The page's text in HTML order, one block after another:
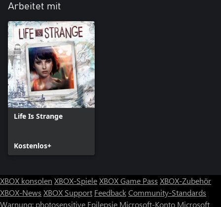
Arbeitet mit
Life Is Strange
Kostenlos+
XBOX konsolen XBOX-SpieleXBOX Game Pass XBOX-Zubehör
XBOX-News XBOX Support FeedbackCommunity-Standards
Warnung: photosensitive Epilepsie Microsoft-Konto Microsoft